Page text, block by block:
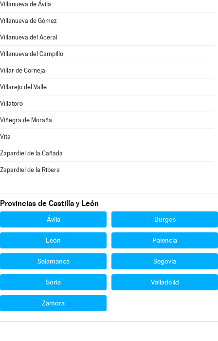
Villanueva de Ávila
Villanueva de Gómez
Villanueva del Aceral
Villanueva del Campillo
Villar de Corneja
Villarejo del Valle
Villatoro
Viñegra de Moraña
Vita
Zapardiel de la Cañada
Zapardiel de la Ribera
Provincias de Castilla y León
Ávila Burgos
León Palencia
Salamanca Segovia
Soria Valladolid
Zamora